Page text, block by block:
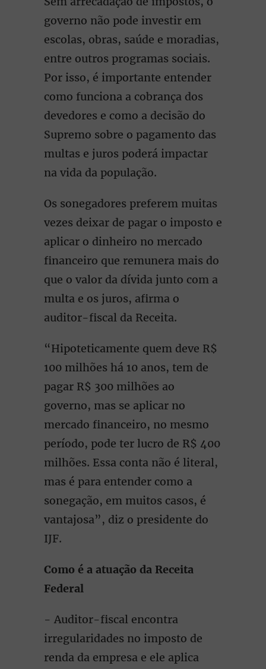
governo não pode investir em
escolas, obras, saúde e moradias,
entre outros programas sociais.
Por isso, é importante entender
como funciona a cobrança dos
devedores e como a decisão do
Supremo sobre o pagamento das
multas e juros poderá impactar
na vida da população.
Os sonegadores preferem muitas
vezes deixar de pagar o imposto e
aplicar o dinheiro no mercado
financeiro que remunera mais do
que o valor da dívida junto com a
multa e os juros, afirma o
auditor-fiscal da Receita.
“Hipoteticamente quem deve R$
100 milhões há 10 anos, tem de
pagar R$ 300 milhões ao
governo, mas se aplicar no
mercado financeiro, no mesmo
período, pode ter lucro de R$ 400
milhões. Essa conta não é literal,
mas é para entender como a
sonegação, em muitos casos, é
vantajosa”, diz o presidente do
IJF.
Como é a atuação da Receita
Federal
- Auditor-fiscal encontra
irregularidades no imposto de
renda da empresa e ele aplica